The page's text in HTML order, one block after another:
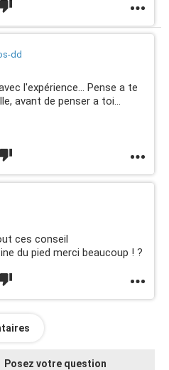
dd
l'expérience... Pense a te
avant de penser a toi...
ces conseil
du pied merci beaucoup ! ?
Posez votre question